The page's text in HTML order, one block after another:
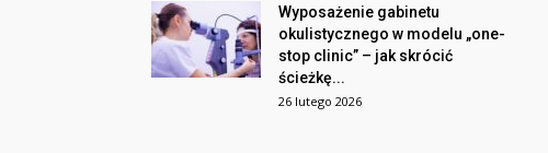
Wyposażenie gabinetu
okulistycznego w modelu „one-
stop clinic” – jak skrócić
ścieżkę...
26 lutego 2026